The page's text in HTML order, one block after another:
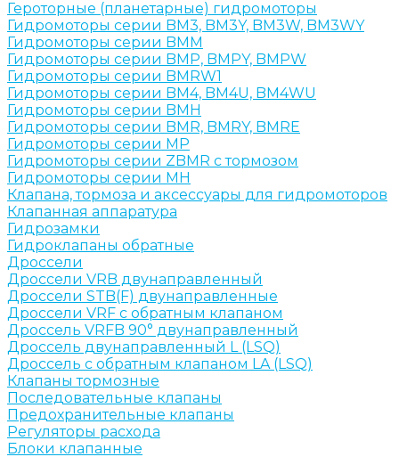
Героторные (планетарные) гидромоторы
Гидромоторы серии BM3, BM3Y, BM3W, BM3WY
Гидромоторы серии BMM
Гидромоторы серии BMP, BMPY, BMPW
Гидромоторы серии BMRW1
Гидромоторы серии BМ4, BM4U, BМ4WU
Гидромоторы серии BМH
Гидромоторы серии BМR, BMRY, BМRE
Гидромоторы серии MP
Гидромоторы серии ZBMR с тормозом
Гидромоторы серии МH
Клапана, тормоза и аксессуары для гидромоторов
Клапанная аппаратура
Гидрозамки
Гидроклапаны обратные
Дроссели
Дроссели VRB двунаправленный
Дроссели STB(F) двунаправленные
Дроссели VRF с обратным клапаном
Дроссель VRFB 90° двунаправленный
Дроссель двунаправленный L (LSQ)
Дроссель с обратным клапаном LA (LSQ)
Клапаны тормозные
Последовательные клапаны
Предохранительные клапаны
Регуляторы расхода
Блоки клапанные